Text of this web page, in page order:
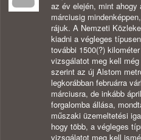
az év elején, mint
márciusig
rájuk. A Nemzeti
kiadni a végleges
további 1500(?)
vizsgálatot meg kell
szerint az új Alstom
legkorábban februárra
márciusra, de inkább
forgalomba állása,
műszaki üzemeltetési
hogy több, a végleges
vizsgálatot meg kell